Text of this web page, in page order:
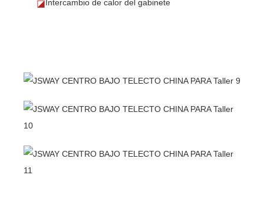
◪ Intercambio de calor del gabinete